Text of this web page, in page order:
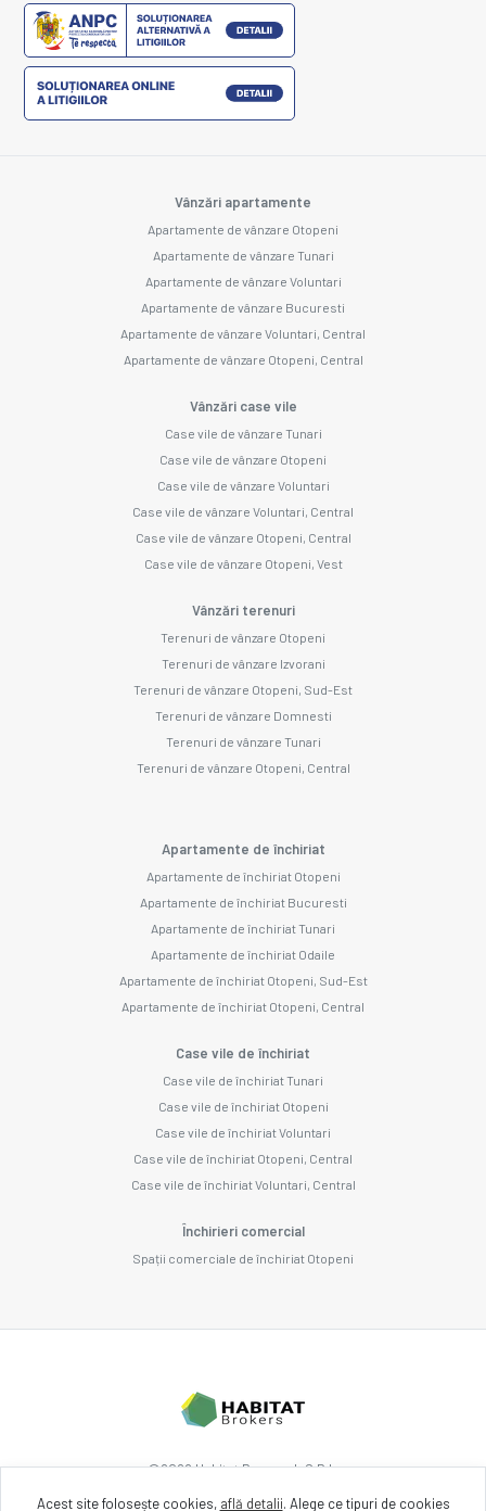
Vânzări apartamente
Apartamente de vânzare Otopeni
Apartamente de vânzare Tunari
Apartamente de vânzare Voluntari
Apartamente de vânzare Bucuresti
Apartamente de vânzare Voluntari, Central
Apartamente de vânzare Otopeni, Central
Vânzări case vile
Case vile de vânzare Tunari
Case vile de vânzare Otopeni
Case vile de vânzare Voluntari
Case vile de vânzare Voluntari, Central
Case vile de vânzare Otopeni, Central
Case vile de vânzare Otopeni, Vest
Vânzări terenuri
Terenuri de vânzare Otopeni
Terenuri de vânzare Izvorani
Terenuri de vânzare Otopeni, Sud-Est
Terenuri de vânzare Domnesti
Terenuri de vânzare Tunari
Terenuri de vânzare Otopeni, Central
Apartamente de închiriat
Apartamente de închiriat Otopeni
Apartamente de închiriat Bucuresti
Apartamente de închiriat Tunari
Apartamente de închiriat Odaile
Apartamente de închiriat Otopeni, Sud-Est
Apartamente de închiriat Otopeni, Central
Case vile de închiriat
Case vile de închiriat Tunari
Case vile de închiriat Otopeni
Case vile de închiriat Voluntari
Case vile de închiriat Otopeni, Central
Case vile de închiriat Voluntari, Central
Închirieri comercial
Spații comerciale de închiriat Otopeni
©2026Habitat Research S.R.L.
Acest site folosește cookies, află detalii. Alege ce tipuri de cookies